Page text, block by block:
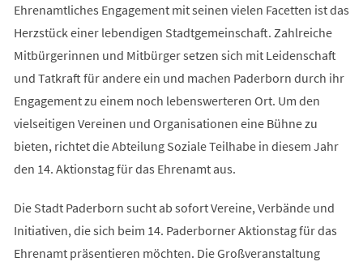
Ehrenamtliches Engagement mit seinen vielen Facetten ist das
Herzstück einer lebendigen Stadtgemeinschaft. Zahlreiche
Mitbürgerinnen und Mitbürger setzen sich mit Leidenschaft
und Tatkraft für andere ein und machen Paderborn durch ihr
Engagement zu einem noch lebenswerteren Ort. Um den
vielseitigen Vereinen und Organisationen eine Bühne zu
bieten, richtet die Abteilung Soziale Teilhabe in diesem Jahr
den 14. Aktionstag für das Ehrenamt aus.
Die Stadt Paderborn sucht ab sofort Vereine, Verbände und
Initiativen, die sich beim 14. Paderborner Aktionstag für das
Ehrenamt präsentieren möchten. Die Großveranstaltung